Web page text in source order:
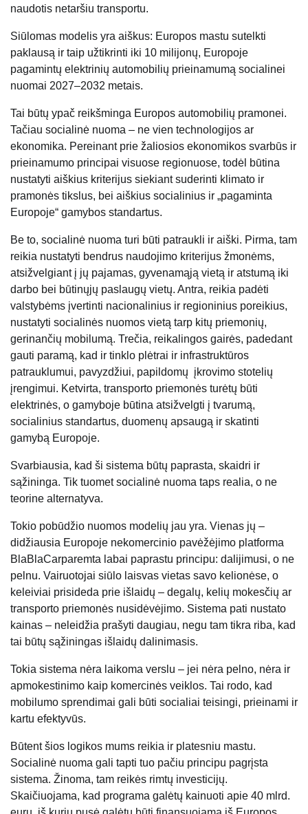
naudotis netaršiu transportu.
Siūlomas modelis yra aiškus: Europos mastu sutelkti
paklausą ir taip užtikrinti iki 10 milijonų, Europoje
pagamintų elektrinių automobilių prieinamumą socialinei
nuomai 2027–2032 metais.
Tai būtų ypač reikšminga Europos automobilių pramonei.
Tačiau socialinė nuoma – ne vien technologijos ar
ekonomika. Pereinant prie žaliosios ekonomikos svarbūs ir
prieinamumo principai visuose regionuose, todėl būtina
nustatyti aiškius kriterijus siekiant suderinti klimato ir
pramonės tikslus, bei aiškius socialinius ir „pagaminta
Europoje“ gamybos standartus.
Be to, socialinė nuoma turi būti patraukli ir aiški. Pirma, tam
reikia nustatyti bendrus naudojimo kriterijus žmonėms,
atsižvelgiant į jų pajamas, gyvenamąją vietą ir atstumą iki
darbo bei būtinųjų paslaugų vietų. Antra, reikia padėti
valstybėms įvertinti nacionalinius ir regioninius poreikius,
nustatyti socialinės nuomos vietą tarp kitų priemonių,
gerinančių mobilumą. Trečia, reikalingos gairės, padedant
gauti paramą, kad ir tinklo plėtrai ir infrastruktūros
patrauklumui, pavyzdžiui, papildomų įkrovimo stotelių
įrengimui. Ketvirta, transporto priemonės turėtų būti
elektrinės, o gamyboje būtina atsižvelgti į tvarumą,
socialinius standartus, duomenų apsaugą ir skatinti
gamybą Europoje.
Svarbiausia, kad ši sistema būtų paprasta, skaidri ir
sąžininga. Tik tuomet socialinė nuoma taps realia, o ne
teorine alternatyva.
Tokio pobūdžio nuomos modelių jau yra. Vienas jų –
didžiausia Europoje nekomercinio pavėžėjimo platforma
BlaBlaCarparemta labai paprastu principu: dalijimusi, o ne
pelnu. Vairuotojai siūlo laisvas vietas savo kelionėse, o
keleiviai prisideda prie išlaidų – degalų, kelių mokesčių ar
transporto priemonės nusidėvėjimo. Sistema pati nustato
kainas – neleidžia prašyti daugiau, negu tam tikra riba, kad
tai būtų sąžiningas išlaidų dalinimasis.
Tokia sistema nėra laikoma verslu – jei nėra pelno, nėra ir
apmokestinimo kaip komercinės veiklos. Tai rodo, kad
mobilumo sprendimai gali būti socialiai teisingi, prieinami ir
kartu efektyvūs.
Būtent šios logikos mums reikia ir platesniu mastu.
Socialinė nuoma gali tapti tuo pačiu principu pagrįsta
sistema. Žinoma, tam reikės rimtų investicijų.
Skaičiuojama, kad programa galėtų kainuoti apie 40 mlrd.